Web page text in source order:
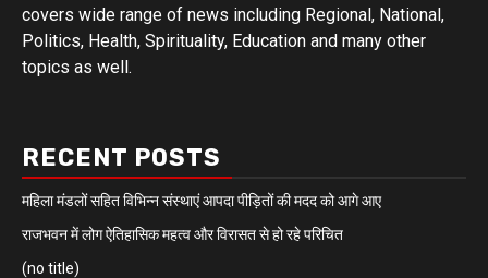
covers wide range of news including Regional, National,
Politics, Health, Spirituality, Education and many other
topics as well.
RECENT POSTS
महिला मंडलों सहित विभिन्न संस्थाएं आपदा पीड़ितों की मदद को आगे आए
राजभवन में लोग ऐतिहासिक महत्व और विरासत से हो रहे परिचित
(no title)